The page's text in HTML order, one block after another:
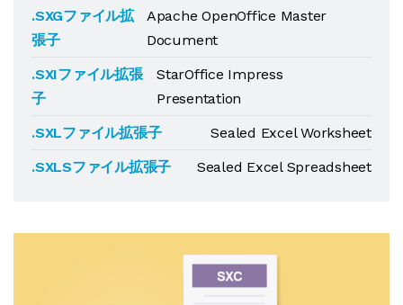
.SXGファイル拡
張子
Apache OpenOffice Master
Document
.SXIファイル拡張
子
StarOffice Impress
Presentation
.SXLファイル拡張子
Sealed Excel Worksheet
.SXLSファイル拡張子
Sealed Excel Spreadsheet